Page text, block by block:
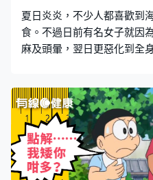
夏日炎炎，不少人都喜歡到
食。不過日前有名女子就因
麻及頭暈，翌日更惡化到全
系統停頓，即看下文。 食蜆
外媒報導，紐西蘭一名女子
毒經歷，表示在2014年到
蜆，於是執回家用享用。但
麻、頭暈、無法看清四周事